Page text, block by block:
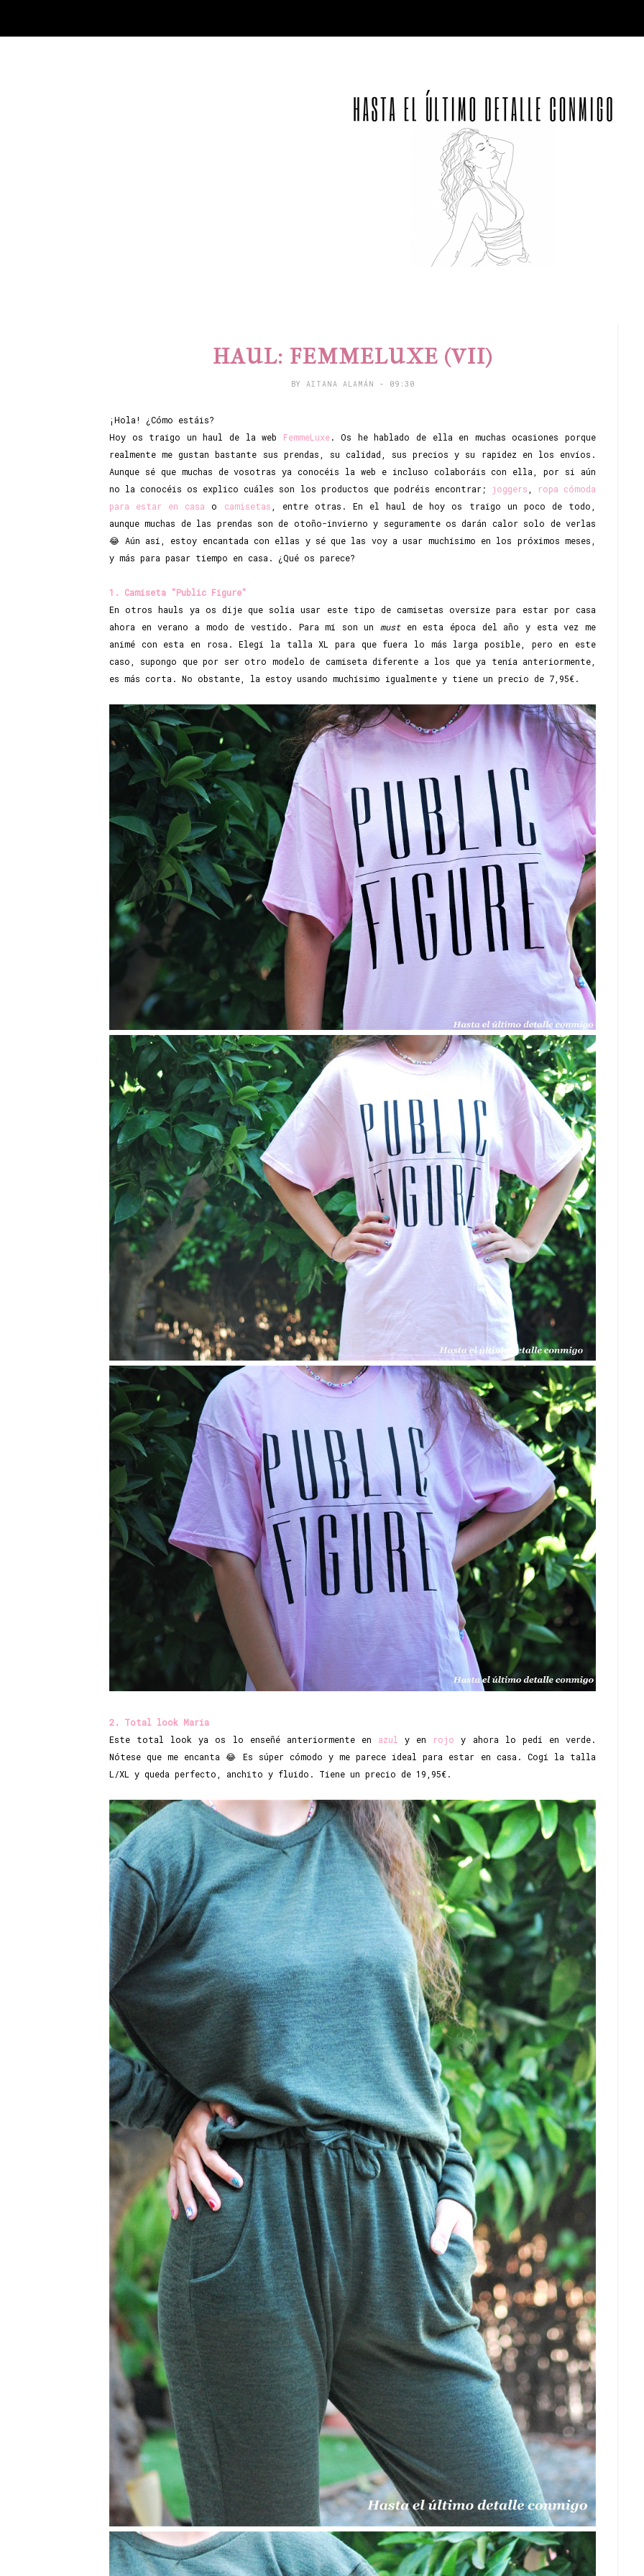
HAUL: FEMMELUXE (VII)
BY AITANA ALAMÁN - 09:30
¡Hola! ¿Cómo estáis?
Hoy os traigo un haul de la web FemmeLuxe. Os he hablado de ella en muchas ocasiones porque
realmente me gustan bastante sus prendas, su calidad, sus precios y su rapidez en los envíos.
Aunque sé que muchas de vosotras ya conocéis la web e incluso colaboráis con ella, por si aún
no la conocéis os explico cuáles son los productos que podréis encontrar; joggers
ropa cómoda
para estar en casa o camisetas , entre otras. En el haul de hoy os traigo un poco de todo,
aunque muchas de las prendas son de otoño-invierno y seguramente os darán calor solo de verlas
😂 Aún así, estoy encantada con ellas y sé que las voy a usar muchísimo en los próximos meses,
y más para pasar tiempo en casa. ¿Qué os parece?
1. Camiseta "Public Figure"
En otros hauls ya os dije que solía usar este tipo de camisetas oversize para estar por casa
ahora en verano a modo de vestido. Para mí son un musten esta época del año y esta vez me
animé con esta en rosa. Elegí la talla XL para que fuera lo más larga posible, pero en este
caso, supongo que por ser otro modelo de camiseta diferente a los que ya tenía anteriormente,
es más corta. No obstante, la estoy usando muchísimo igualmente y tiene un precio de 7,95€.
2. Total look Maria
Este total look ya os lo enseñé anteriormente en azul y en rojo y ahora lo pedí en verde.
Nótese que me encanta 😂 Es súper cómodo y me parece ideal para estar en casa. Cogí la talla
L/XL y queda perfecto, anchito y fluido. Tiene un precio de 19,95€.